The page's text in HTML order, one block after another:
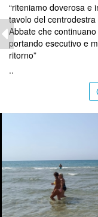
“riteniamo doverosa e
tavolo del
Abbate che
portando esecutivo e
ritorno”
..